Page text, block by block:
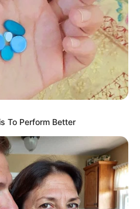
મેયરને જોતા જ 3 દિવસથી પાણીમાં
બાટલો ફાટ્યો
મારવાનો આદેશ કોણે આપ્યો, પેલેટ
કરવાની મંજુરી કોણે આપી? રાહુલ
શાહને પત્ર લખ્યો
અકસ્માતમાં અમદાવાદના કોમ્પ્યુટર
મોત
કાલે નવું બિલ આવી શકે છે, 10
10 કરોડ સુધીના દંડની જોગવાઈ
To Perform Better